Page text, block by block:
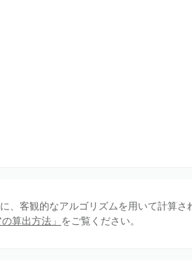
、客観的なアルゴリズムを用いて計算さ
算出方法」 をご覧ください。